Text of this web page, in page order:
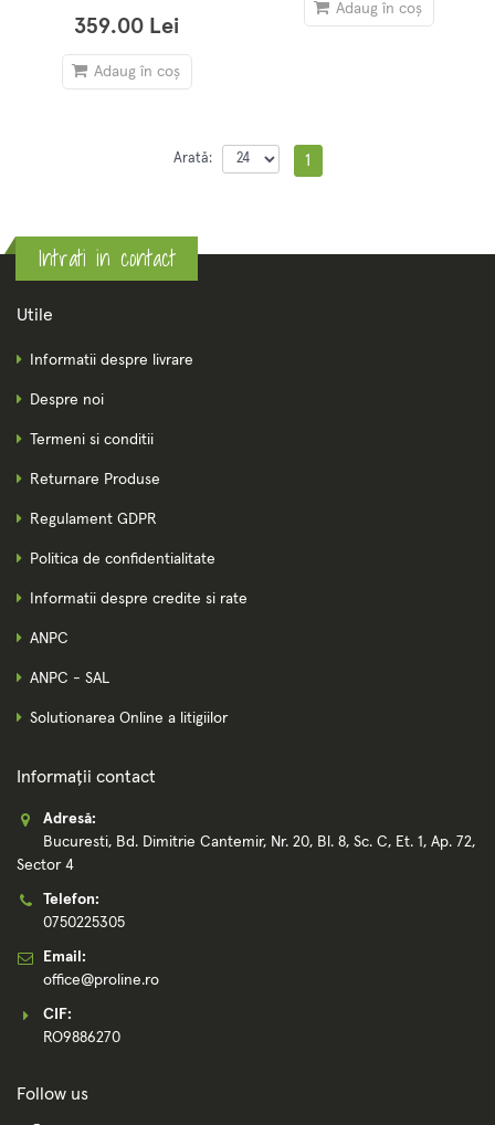
359.00 Lei
Adaug în coș
Adaug în coș
1
Arată:
Intrati in contact
Utile
Informatii despre livrare
Despre noi
Termeni si conditii
Returnare Produse
Regulament GDPR
Politica de confidentialitate
Informatii despre credite si rate
ANPC
ANPC - SAL
Solutionarea Online a litigiilor
Informații contact
Adresă:
Bucuresti, Bd. Dimitrie Cantemir, Nr. 20, Bl. 8, Sc. C, Et. 1, Ap. 72,
Sector 4
Telefon:
0750225305
Email:
office@proline.ro
CIF:
RO9886270
Follow us